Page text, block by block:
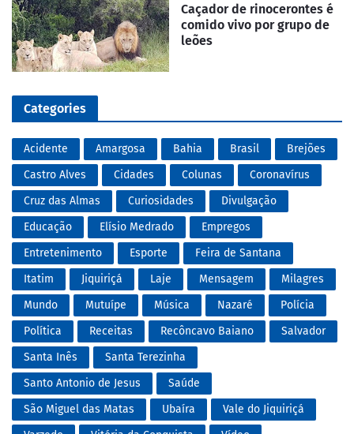
Caçador de rinocerontes é
comido vivo por grupo de
leões
Categories
Acidente Amargosa Bahia Brasil
Brejões
Castro Alves
Cidades Colunas
Coronavírus
Cruz das Almas
Curiosidades
Divulgação
Educação
Elísio Medrado
Empregos
Entretenimento
Esporte
Feira de Santana
Itatim
Jiquiriçá Laje Mensagem
Milagres
Mundo
Mutuípe Música Nazaré
Polícia
Política
Receitas Recôncavo Baiano
Salvador
Santa Inês
Santa Terezinha
Santo Antonio de Jesus
Saúde
São Miguel das Matas
Ubaíra
Vale do Jiquiriçá